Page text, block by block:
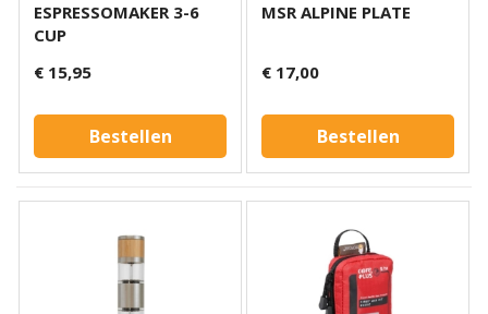
ESPRESSOMAKER 3-6
CUP
€ 15,95
Bestellen
MSR ALPINE PLATE
€ 17,00
Bestellen